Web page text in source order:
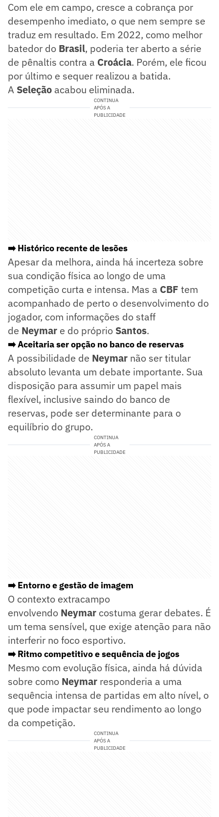
Com ele em campo, cresce a cobrança por
desempenho imediato, o que nem sempre se
traduz em resultado. Em 2022, como melhor
batedor do Brasil, poderia ter aberto a série
de pênaltis contra a Croácia. Porém, ele ficou
por último e sequer realizou a batida.
A Seleção acabou eliminada.
CONTINUA
APÓS A
PUBLICIDADE
➡️ Histórico recente de lesões
Apesar da melhora, ainda há incerteza sobre
sua condição física ao longo de uma
competição curta e intensa. Mas a CBF tem
acompanhado de perto o desenvolvimento do
jogador, com informações do staff
de Neymar e do próprio Santos.
➡️ Aceitaria ser opção no banco de reservas
A possibilidade de Neymar não ser titular
absoluto levanta um debate importante. Sua
disposição para assumir um papel mais
flexível, inclusive saindo do banco de
reservas, pode ser determinante para o
equilíbrio do grupo.
CONTINUA
APÓS A
PUBLICIDADE
➡️ Entorno e gestão de imagem
O contexto extracampo
envolvendo Neymar costuma gerar debates. É
um tema sensível, que exige atenção para não
interferir no foco esportivo.
➡️ Ritmo competitivo e sequência de jogos
Mesmo com evolução física, ainda há dúvida
sobre como Neymar responderia a uma
sequência intensa de partidas em alto nível, o
que pode impactar seu rendimento ao longo
da competição.
CONTINUA
APÓS A
PUBLICIDADE